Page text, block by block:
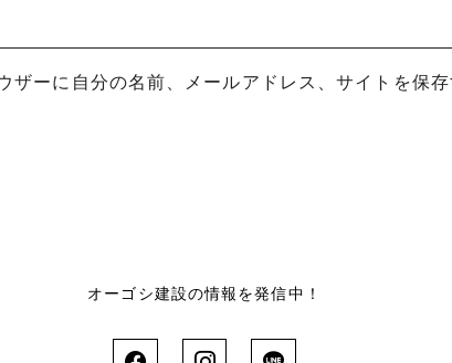
ザーに自分の名前、メールアドレス、サイトを保
オーゴシ建設の情報を発信中！